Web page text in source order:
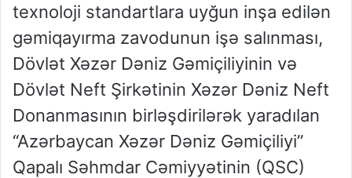
texnoloji standartlara uyğun inşa edilən
gəmiqayırma zavodunun işə salınması,
Dövlət Xəzər Dəniz Gəmiçiliyinin və
Dövlət Neft Şirkətinin Xəzər Dəniz Neft
Donanmasının birləşdirilərək yaradılan
“Azərbaycan Xəzər Dəniz Gəmiçiliyi”
Qapalı Səhmdar Cəmiyyətinin (QSC)